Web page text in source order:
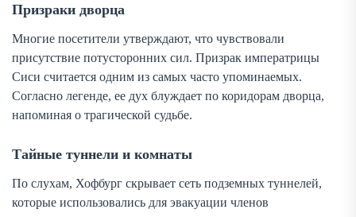
Призраки дворца
Многие посетители утверждают, что чувствовали
присутствие потусторонних сил. Призрак императрицы
Сиси считается одним из самых часто упоминаемых.
Согласно легенде, ее дух блуждает по коридорам дворца,
напоминая о трагической судьбе.
Тайные туннели и комнаты
По слухам, Хофбург скрывает сеть подземных туннелей,
которые использовались для эвакуации членов